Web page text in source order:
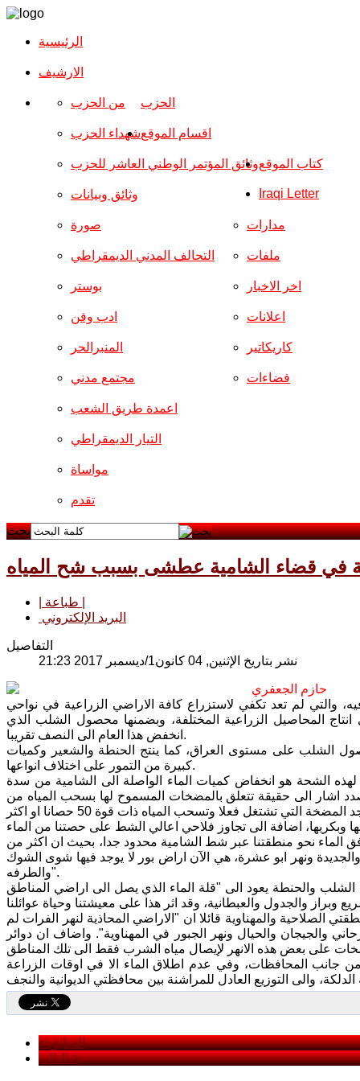
الرئيسية
الارشیف
الحزب من الحزب
شهداء الحزب
وثائق المؤتمر الوطني العاشر للحزب
وثائق وبيانات
اقسام الموقع
صورة
التحالف المدني الديمقراطي
بوستر
ادب وفن
المنبرالحر
مجتمع مدني
مدارات
ملفات
اخر الاخبار
اعلانات
كاريكاتير
فضاءات
اعمدة طريق الشعب
التيار الديمقراطي
مواساة
تقدم
كتاب الموقع
Iraqi Letter
بحث
في قضاء الشامية عطشى بسبب شح المياه
البريد الإلكتروني
التفاصيل
نشر بتاريخ الإثنين, 04 كانون1/ديسمبر 2017 21:23
حازم الجعفري
والتي لم تعد تكفي لاستزراع كافة الاراضي الزراعية في نواحي
المحاصيل الزراعية المختلفة، وبضمنها محصول الشلب الذي
انخفض هذا العام الى النصف تقريبا.
الشلب على مستوى العراق، كما ينتج الحنطة والشعير وكميات
كبيرة من التمور على اختلاف انواعها.
الشحة هو انخفاض كميات الماء الواصلة الى الشامية من سدة
اشار الى حقيقة تتعلق بالمضخات المسموح لها بسحب المياه من
نحو منطقتنا عبر شط الشامية محدود جدا، بحيث ان اكثر من
والجديدة ونهر ابو عشرة، هي الآن اراض بور لا يوجد فيها شوى الشوك
والطرفه".
والحنطة يعود الى "قلة الماء الذي يصل الى اراضي المناطق
والمهناوية قائلا ان "الاراضي المحاذية لنهر الفرات لم
والجيجان والحيال ونهر الجبور في المهناوية". واضاف ان دوائر
المحافظات، وفي عدم اطلاق الماء الا في اوقات الزراعة
< السابق
التالي >